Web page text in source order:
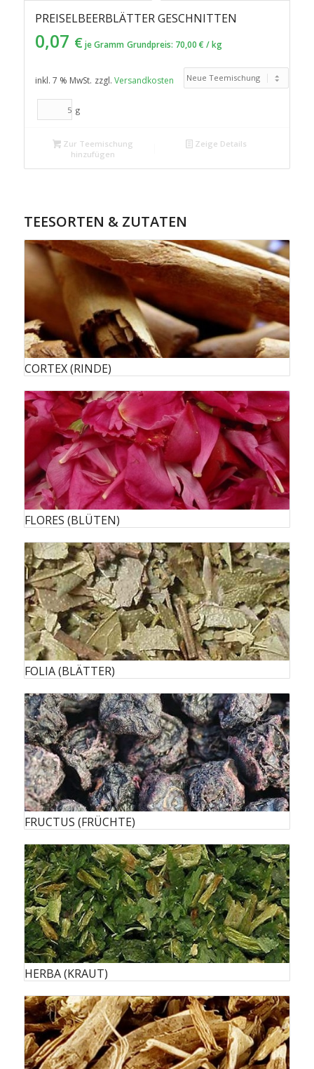
PREISELBEERBLÄTTER GESCHNITTEN
0,07 € je Gramm Grundpreis: 70,00 € /kg
inkl. 7 % MwSt. zzgl. Versandkosten
g
Zur Teemischung
hinzufügen
Zeige Details
TEESORTEN & ZUTATEN
CORTEX (RINDE)
FLORES (BLÜTEN)
FOLIA (BLÄTTER)
FRUCTUS (FRÜCHTE)
HERBA (KRAUT)